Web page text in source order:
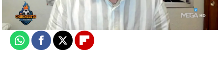
Actualizado: 21 de septiembre de 2022, 06:00
Publicado:21 de septiembre de 2022, 02:46
WhatsappFacebook
X Flipboard